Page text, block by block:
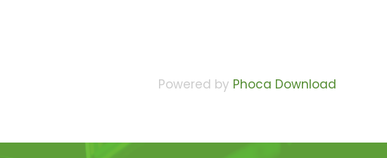
Powered by Phoca Download